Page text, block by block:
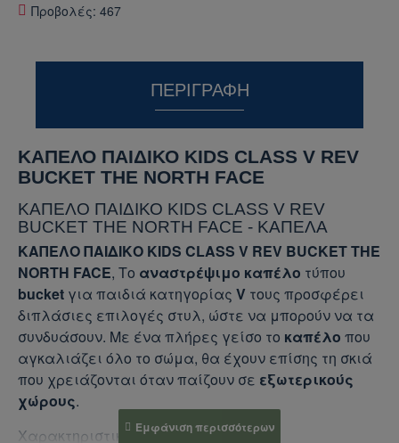
Προβολές: 467
ΠΕΡΙΓΡΑΦΉ
ΚΑΠΕΛΟ ΠΑΙΔΙΚΟ KIDS CLASS V REV
BUCKET THE NORTH FACE
ΚΑΠΕΛΟ ΠΑΙΔΙΚΟ KIDS CLASS V REV
BUCKET THE NORTH FACE - ΚΑΠΕΛΑ
ΚΑΠΕΛΟ ΠΑΙΔΙΚΟ KIDS CLASS V REV BUCKET THE
NORTH FACE, Το αναστρέψιμο καπέλο τύπου
bucket για παιδιά κατηγορίας V τους προσφέρει
διπλάσιες επιλογές στυλ, ώστε να μπορούν να τα
συνδυάσουν. Με ένα πλήρες γείσο το καπέλο που
αγκαλιάζει όλο το σώμα, θα έχουν επίσης τη σκιά
που χρειάζονται όταν παίζουν σε εξωτερικούς
χώρους.
ΧαρακτηριστικάΚαπέλου: